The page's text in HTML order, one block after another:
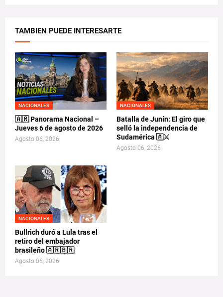
TAMBIEN PUEDE INTERESARTE
NACIONALES
🇦🇷 Panorama Nacional –
Jueves 6 de agosto de 2026
Agosto 06, 2026
NACIONALES
Batalla de Junín: El giro que
selló la independencia de
Sudamérica 🇦⚔️
Agosto 06, 2026
NACIONALES
Bullrich duró a Lula tras el
retiro del embajador
brasileño 🇦🇷🇧🇷
Agosto 06, 2026